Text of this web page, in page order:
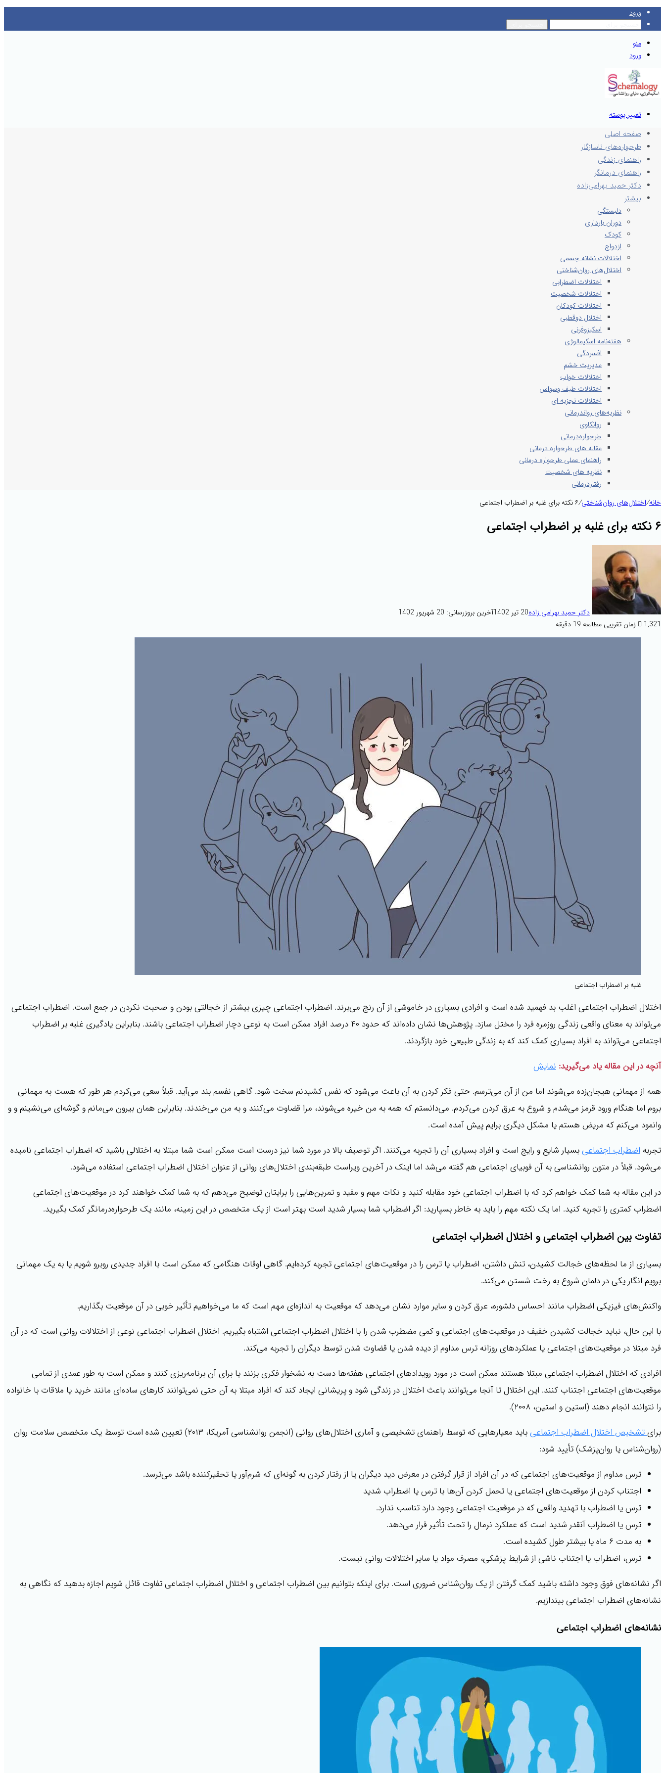
ورود
منو
ورود
تغییر پوسته
صفحه اصلی
طرحواره‌های ناسازگار
راهنمای زندگی
راهنمای درمانگر
دکتر حمید بهرامی‌زاده
بیشتر
دلبستگی
دوران بارداری
کودک
ازدواج
اختلالات نشانه جسمی
اختلال‌های روان‌شناختی
اختلالات اضطرابی
اختلالات شخصیت
اختلالات کودکان
اختلال دوقطبی
اسکیزوفرنی
هفته‌نامه اسکیمالوژی
افسردگی
مدیریت خشم
اختلالات خواب
اختلالات طیف وسواس
اختلالات تجزیه ای
نظریه‌های رواندرمانی
روانکاوی
طرحواره‌درمانی
مقاله های طرحواره درمانی
راهنمای عملی طرحواره درمانی
نظریه های شخصیت
رفتاردرمانی
خانه/اختلال‌های روان‌شناختی/۶ نکته برای غلبه بر اضطراب اجتماعی
۶ نکته برای غلبه بر اضطراب اجتماعی
دکتر حمید بهرامی زاده20 تیر 1402
آخرین بروزرسانی: 20 شهریور 1402
1,321
زمان تقریبی مطالعه 19 دقیقه
غلبه بر اضطراب اجتماعی
اختلال اضطراب اجتماعی اغلب بد فهمید شده است و افرادی بسیاری در خاموشی از آن رنج می‌برند. اضطراب اجتماعی چیزی بیشتر از خجالتی بودن و صحبت نکردن در جمع است. اضطراب اجتماعی
می‌تواند به معنای واقعی زندگی روزمره فرد را مختل سازد. پژوهش‌ها نشان داده‌اند که حدود ۴۰ درصد افراد ممکن است به نوعی دچار اضطراب اجتماعی باشند. بنابراین یادگیری غلبه بر اضطراب
اجتماعی می‌تواند به افراد بسیاری کمک کند که به زندگی طبیعی خود بازگردند.
آنچه در این مقاله یاد می‌گیرید: نمایش
همه از مهمانی هیجان‌زده می‌شوند اما من از آن می‌ترسم. حتی فکر کردن به آن باعث می‌شود که نفس کشیدنم سخت شود. گاهی نفسم بند می‌آید. قبلاً سعی می‌کردم هر طور که هست به مهمانی
بروم اما هنگام ورود قرمز می‌شدم و شروع به عرق کردن می‌کردم. می‌دانستم که همه به من خیره می‌شوند، مرا قضاوت می‌کنند و به من می‌خندند. بنابراین همان بیرون می‌مانم و گوشه‌ای می‌نشینم و و
وانمود می‌کنم که مریض هستم یا مشکل دیگری برایم پیش آمده است.
تجربه اضطراب اجتماعیبسیار شایع و رایج است و افراد بسیاری آن را تجربه می‌کنند. اگر توصیف بالا در مورد شما نیز درست است ممکن است شما مبتلا به اختلالی باشید که اضطراب اجتماعی نامیده
می‌شود. قبلاً در متون روانشناسی به آن فوبیای اجتماعی هم گفته می‌شد اما اینک در آخرین ویراست طبقه‌بندی اختلال‌های روانی از عنوان اختلال اضطراب اجتماعی استفاده می‌شود.
در این مقاله به شما کمک خواهم کرد که با اضطراب اجتماعی خود مقابله کنید و نکات مهم و مفید و تمرین‌هایی را برایتان توضیح می‌دهم که به شما کمک خواهند کرد در موقعیت‌های اجتماعی
اضطراب کمتری را تجربه کنید. اما یک نکته مهم را باید به خاطر بسپارید: اگر اضطراب شما بسیار شدید است بهتر است از یک متخصص در این زمینه، مانند یک طرحواره‌درمانگر کمک بگیرید.
تفاوت بین اضطراب اجتماعی و اختلال اضطراب اجتماعی
بسیاری از ما لحظه‌های خجالت کشیدن، تنش داشتن، اضطراب یا ترس را در موقعیت‌های اجتماعی تجربه کرده‌ایم. گاهی اوقات هنگامی که ممکن است با افراد جدیدی روبرو شویم یا به یک مهمانی
برویم انگار یکی در دلمان شروع به رخت شستن می‌کند.
واکنش‌های فیزیکی اضطراب مانند احساس دلشوره، عرق کردن و سایر موارد نشان می‌دهد که موقعیت به اندازه‌ای مهم است که ما می‌خواهیم تأثیر خوبی در آن موقعیت بگذاریم.
با این حال، نباید خجالت کشیدن خفیف در موقعیت‌های اجتماعی و کمی مضطرب شدن را با اختلال اضطراب اجتماعی اشتباه بگیریم. اختلال اضطراب اجتماعی نوعی از اختلالات روانی است که در آن
فرد مبتلا در موقعیت‌های اجتماعی یا عملکردهای روزانه ترس مداوم از دیده شدن یا قضاوت شدن توسط دیگران را تجربه می‌کند.
افرادی که اختلال اضطراب اجتماعی مبتلا هستند ممکن است در مورد رویدادهای اجتماعی هفته‌ها دست به نشخوار فکری بزنند یا برای آن برنامه‌ریزی کنند و ممکن است به طور عمدی از تمامی
موقعیت‌های اجتماعی اجتناب کنند. این اختلال تا آنجا می‌توانند باعث اختلال در زندگی شود و پریشانی ایجاد کند که افراد مبتلا به آن حتی نمی‌توانند کارهای ساده‌ای مانند خرید یا ملاقات با خانواده
را نتوانند انجام دهند (استین و استین، ۲۰۰۸).
برایتشخیص اختلال اضطراب اجتماعی
باید معیارهایی که توسط راهنمای تشخیصی و آماری اختلال‌های روانی (انجمن روانشناسی آمریکا، ۲۰۱۳) تعیین شده است توسط یک متخصص سلامت روان
(روان‌شناس یا روان‌پزشک) تأیید شود:
ترس مداوم از موقعیت‌های اجتماعی که در آن افراد از قرار گرفتن در معرض دید دیگران یا از رفتار کردن به گونه‌ای که شرم‌آور یا تحقیرکننده باشد می‌ترسد.
اجتناب کردن از موقعیت‌های اجتماعی یا تحمل کردن آن‌ها با ترس یا اضطراب شدید
ترس یا اضطراب با تهدید واقعی که در موقعیت اجتماعی وجود دارد تناسب ندارد.
ترس یا اضطراب آنقدر شدید است که عملکرد نرمال را تحت تأثیر قرار می‌دهد.
به مدت ۶ ماه یا بیشتر طول کشیده است.
ترس، اضطراب یا اجتناب ناشی از شرایط پزشکی، مصرف مواد یا سایر اختلالات روانی نیست.
اگر نشانه‌های فوق وجود داشته باشید کمک گرفتن از یک روان‌شناس ضروری است. برای اینکه بتوانیم بین اضطراب اجتماعی و اختلال اضطراب اجتماعی تفاوت قائل شویم اجازه بدهید که نگاهی به
نشانه‌های اضطراب اجتماعی بیندازیم.
نشانه‌های اضطراب اجتماعی